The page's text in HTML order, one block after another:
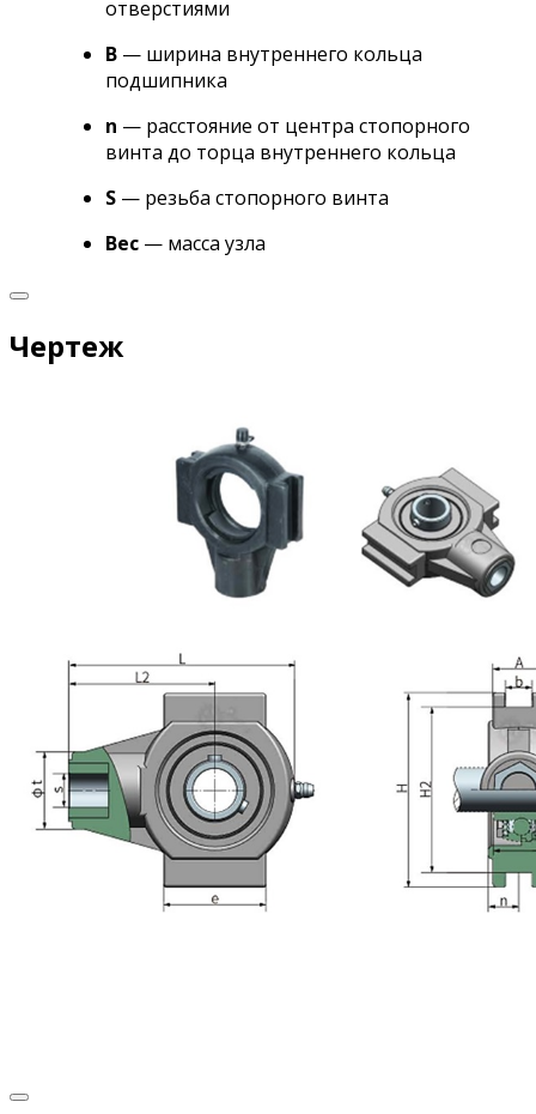
отверстиями
B — ширина внутреннего кольца
подшипника
n — расстояние от центра стопорного
винта до торца внутреннего кольца
S — резьба стопорного винта
Вес — масса узла
Чертеж